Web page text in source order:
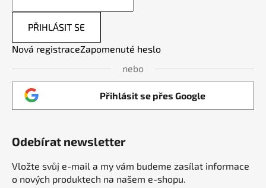
PŘIHLÁSIT SE
Nová registraceZapomenuté heslo
nebo
Přihlásit se přes Google
Odebírat newsletter
Vložte svůj e-mail a my vám budeme zasílat informace
o nových produktech na našem e-shopu.